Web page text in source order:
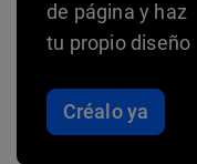
de página y haz
tu propio diseño
Créalo ya